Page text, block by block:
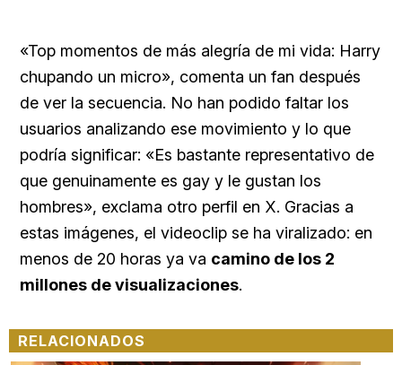
«Top momentos de más alegría de mi vida: Harry
chupando un micro», comenta un fan después
de ver la secuencia. No han podido faltar los
usuarios analizando ese movimiento y lo que
podría significar: «Es bastante representativo de
que genuinamente es gay y le gustan los
hombres», exclama otro perfil en X. Gracias a
estas imágenes, el videoclip se ha viralizado: en
menos de 20 horas ya va camino de los 2
millones de visualizaciones.
RELACIONADOS